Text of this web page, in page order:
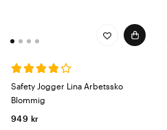
Safety Jogger Lina Arbetssko
Blommig
949 kr